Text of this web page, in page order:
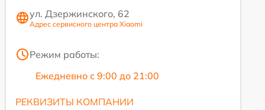
ул. Дзержинского, 62
Адрес сервисного центра Xiaomi
Режим работы:
Ежедневно с 9:00 до 21:00
РЕКВИЗИТЫ КОМПАНИИ